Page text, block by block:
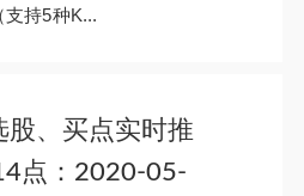
持5种K...
股、买点实时推
点：2020-05-